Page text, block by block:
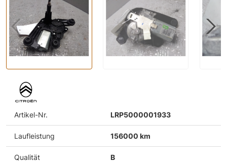
Artikel-Nr. LRP5000001933
Laufleistung 156000 km
Qualität B